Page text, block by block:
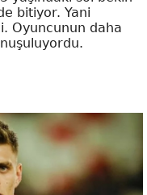
bitiyor. Yani
Oyuncunun daha